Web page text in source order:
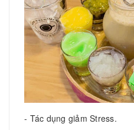
- Tác dụng giảm Stress.